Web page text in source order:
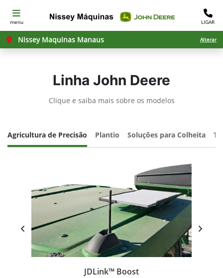
menu LIGAR
Nissey Maquinas Manaus Alterar
Linha John Deere
Clique e saiba mais sobre os modelos
Agricultura de Precisão Plantio Soluções para Colheita
JDLink™ Boost